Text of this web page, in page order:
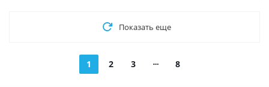
Показать еще
1 2 3 8